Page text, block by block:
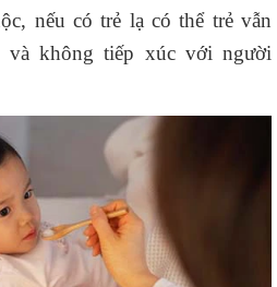
nếu có trẻ lạ có thể trẻ vẫn
và không tiếp xúc với người